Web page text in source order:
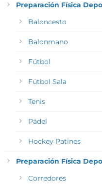
Preparación Física
Baloncesto
Balonmano
Fútbol
Fútbol Sala
Tenis
Pádel
Hockey Patines
Preparación Física
Corredores